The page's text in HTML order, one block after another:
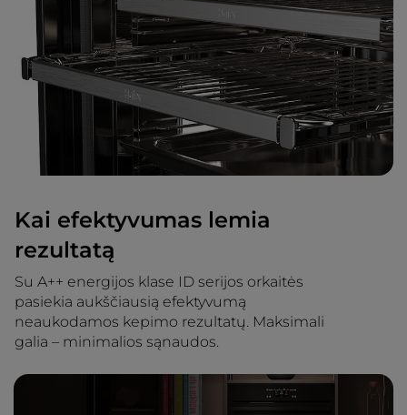
Kai efektyvumas lemia
rezultatą
Su A++ energijos klase ID serijos orkaitės
pasiekia aukščiausią efektyvumą
neaukodamos kepimo rezultatų. Maksimali
galia – minimalios sąnaudos.